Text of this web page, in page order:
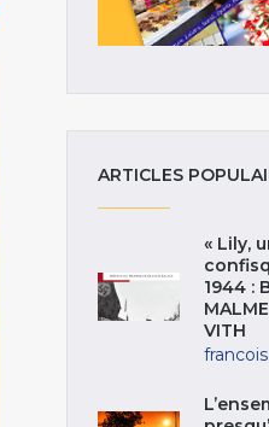
ARTICLES
« Lily,
1944 :
VITH